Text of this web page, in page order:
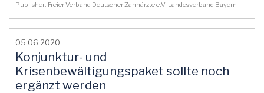
Publisher: Freier Verband Deutscher Zahnärzte e.V. Landesverband Bayern
05.06.2020
Konjunktur- und
Krisenbewältigungspaket sollte noch
ergänzt werden